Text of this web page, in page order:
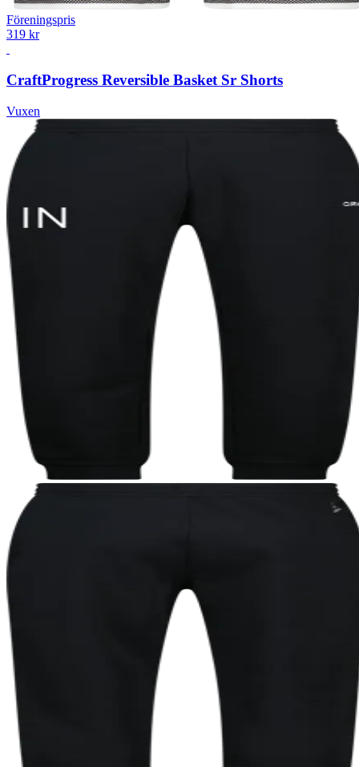
Föreningspris
319 kr
CraftProgress Reversible Basket Sr Shorts
Vuxen